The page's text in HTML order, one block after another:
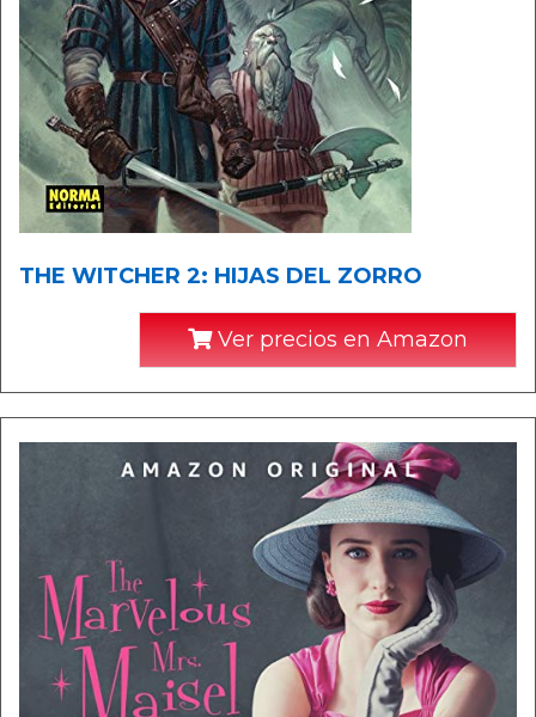
THE WITCHER 2: HIJAS DEL ZORRO
Ver precios en Amazon